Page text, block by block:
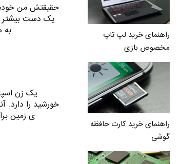
راهنمای خرید لپ تاپ
مخصوص بازی
راهنمای خرید کارت حافظه
گوشی
حقیقتش من خودم
یک دست بیشتر
یک زن
خورشید را دارد.
ی زمین